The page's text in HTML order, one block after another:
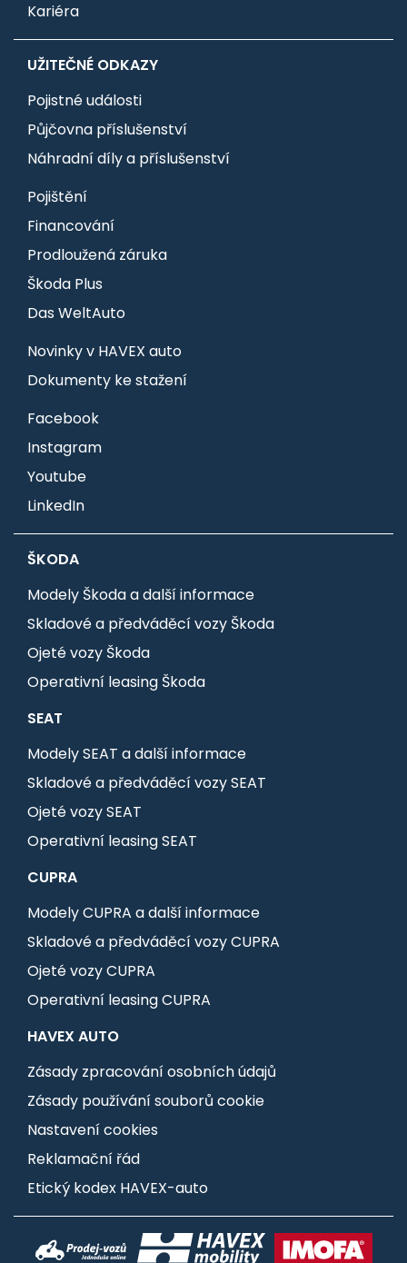
Kariéra
UŽITEČNÉ ODKAZY
Pojistné události
Půjčovna příslušenství
Náhradní díly a příslušenství
Pojištění
Financování
Prodloužená záruka
Škoda Plus
Das WeltAuto
Novinky v HAVEX auto
Dokumenty ke stažení
Facebook
Instagram
Youtube
LinkedIn
ŠKODA
Modely Škoda a další informace
Skladové a předváděcí vozy Škoda
Ojeté vozy Škoda
Operativní leasing Škoda
SEAT
Modely SEAT a další informace
Skladové a předváděcí vozy SEAT
Ojeté vozy SEAT
Operativní leasing SEAT
CUPRA
Modely CUPRA a další informace
Skladové a předváděcí vozy CUPRA
Ojeté vozy CUPRA
Operativní leasing CUPRA
HAVEX AUTO
Zásady zpracování osobních údajů
Zásady používání souborů cookie
Nastavení cookies
Reklamační řád
Etický kodex HAVEX-auto